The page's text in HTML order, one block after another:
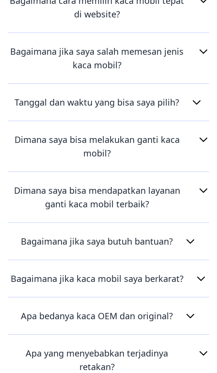
di website?
Bagaimana jika saya salah memesan jenis
kaca mobil?
Tanggal dan waktu yang bisa saya pilih?
Dimana saya bisa melakukan ganti kaca
mobil?
Dimana saya bisa mendapatkan layanan
ganti kaca mobil terbaik?
Bagaimana jika saya butuh bantuan?
Bagaimana jika kaca mobil saya berkarat?
Apa bedanya kaca OEM dan original?
Apa yang menyebabkan terjadinya
retakan?